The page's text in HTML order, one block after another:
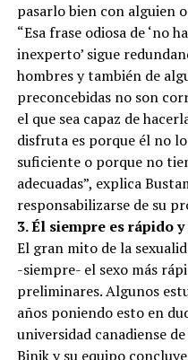
pasarlo bien con alguien
“Esa frase odiosa de ‘no
inexperto’ sigue
hombres y también de
preconcebidas no son
el que sea capaz de
disfruta es porque él no
suficiente o porque no
adecuadas”, explica
responsabilizarse de su
3. Él siempre es rápido
El gran mito de la
-siempre- el sexo más
preliminares. Algunos
años poniendo esto en
universidad canadiense
Binik y su equipo